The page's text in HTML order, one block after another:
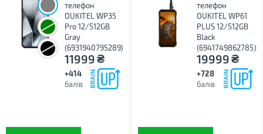
телефон
OUKITEL WP35
Pro 12/512GB
Gray
(6931940795289)
11999₴
+414
балів
телефон
OUKITEL WP61
PLUS 12/512GB
Black
(6941749862785)
19999₴
+728
балів